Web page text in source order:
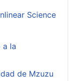
Science
a la
de Mzuzu